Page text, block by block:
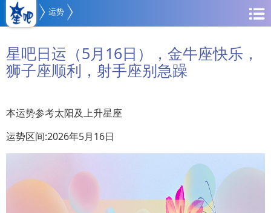
运势
星吧日运（5月16日），金牛座快乐，
狮子座顺利，射手座别急躁
本运势参考太阳及上升星座
运势区间:2026年5月16日